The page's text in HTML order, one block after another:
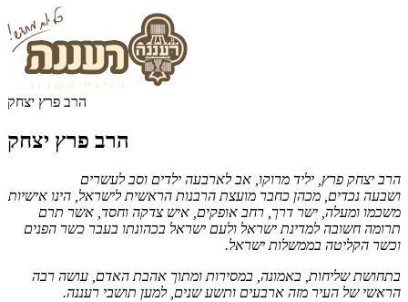
הרב פרץ יצחק
הרב פרץ יצחק
הרב יצחק פרץ, יליד מרוקו, אב לארבעה ילדים וסב לעשרים
ושבעה נכדים, מכהן כחבר מועצת הרבנות הראשית לישראל, הינו אישיות
משכמו ומעלה, ישר דרך, רחב אופקים, איש צדקה וחסד, אשר תרם
תרומה חשובהלמדינת ישראל ולעם ישראל בכהונתו בעבר כשר הפנים
וכשר הקליטה בממשלות ישראל.
בתחושת שליחות, באמונה, במסירות ומתוך אהבת האדם, עושה רבה
הראשי של העיר מזה ארבעים ותשע שנים, למען תושבי רעננה.